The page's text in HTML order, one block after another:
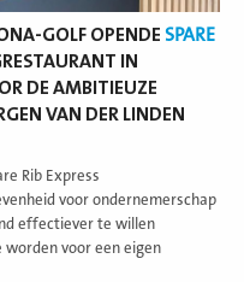
GOLF OPENDE SPARE
IN
DE AMBITIEUZE
VAN DER LINDEN
Rib Express
voor ondernemerschap
effectiever te willen
voor een eigen